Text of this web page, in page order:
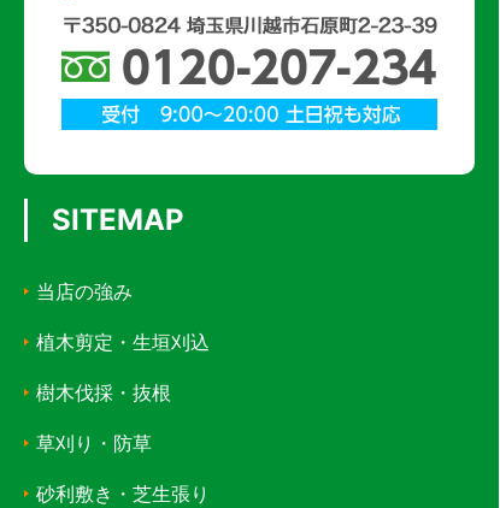
SITEMAP
当店の強み
植木剪定・生垣刈込
樹木伐採・抜根
草刈り・防草
砂利敷き・芝生張り